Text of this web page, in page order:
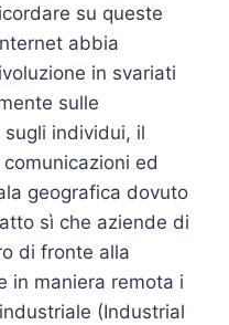
su queste
abbia
in svariati
sulle
individui, il
ed
geografica dovuto
sì che aziende di
di fronte alla
in maniera remota i
(Industrial